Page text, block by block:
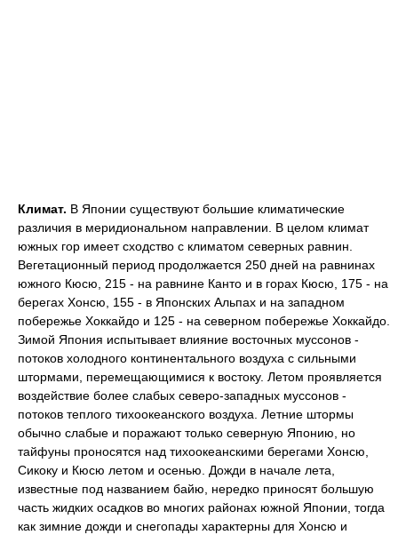
Климат. В Японии существуют большие климатические
различия в меридиональном направлении. В целом климат
южных гор имеет сходство с климатом северных равнин.
Вегетационный период продолжается 250 дней на равнинах
южного Кюсю, 215 - на равнине Канто и в горах Кюсю, 175 - на
берегах Хонсю, 155 - в Японских Альпах и на западном
побережье Хоккайдо и 125 - на северном побережье Хоккайдо.
Зимой Япония испытывает влияние восточных муссонов -
потоков холодного континентального воздуха с сильными
штормами, перемещающимися к востоку. Летом проявляется
воздействие более слабых северо-западных муссонов -
потоков теплого тихоокеанского воздуха. Летние штормы
обычно слабые и поражают только северную Японию, но
тайфуны проносятся над тихоокеанскими берегами Хонсю,
Сикоку и Кюсю летом и осенью. Дожди в начале лета,
известные под названием байю, нередко приносят большую
часть жидких осадков во многих районах южной Японии, тогда
как зимние дожди и снегопады характерны для Хонсю и